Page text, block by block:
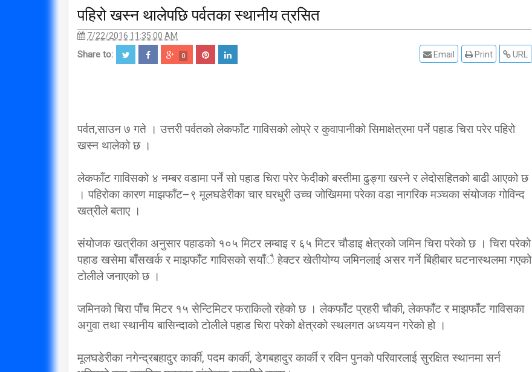
पहिरो खस्न थालेपछि पर्वतका स्थानीय त्रसित
7/22/2016 11:35:00 AM
Share to: 0 URL
Print
Email
पर्वत,साउन ७ गते । उत्तरी पर्वतको लेकफाँट गाविसको लोप्रे र कुवापानीको सिमाक्षेत्रमा पर्ने पहाड चिरा परेर पहिरो
खस्न थालेको छ ।
लेकफाँट गाविसको ४ नम्बर वडामा पर्ने सो पहाड चिरा परेर फेदीको बस्तीमा ढुङ्गा खस्ने र लेदोसहितको बाढी आएको छ
। पहिरोका कारण माझफाँट–९ मूलघडेरीका चार घरधुरी उच्च जोखिममा परेका वडा नागरिक मञ्चका संयोजक गोविन्द
खत्रीले बताए ।
संयोजक खत्रीका अनुसार पहाडको १०५ मिटर लम्बाइ र ६५ मिटर चौडाइ क्षेत्रको जमिन चिरा परेको छ । चिरा परेको
पहाड खसेमा बाँसखर्क र माझफाँट गाविसको सयाँै हेक्टर खेतीयोग्य जमिनलाई असर गर्ने बिहीबार घटनास्थलमा गएको
टोलीले जनाएको छ ।
जमिनको चिरा पाँच मिटर १५ सेन्टिमिटर फराकिलो रहेको छ । लेकफाँट प्रहरी चौकी, लेकफाँट र माझफाँट गाविसका
अगुवा तथा स्थानीय बासिन्दाको टोलीले पहाड चिरा परेको क्षेत्रको स्थलगत अध्ययन गरेको हो ।
मूलघडेरीका नगेन्द्रबहादुर कार्की, पदम कार्की, डेगबहादुर कार्की र रविन पुनको परिवारलाई सुरक्षित स्थानमा सर्न
विप्लव समूह संविधानको
दायराभित्र आएर हिँड्नुको
3/10/2018
सरकारलाई विप्लव चुनौति, के
2/21/2018
‘कम्युनिस्टको खोल ओढेका
पुराना पार्टीहरु चक्रपथमा
2/21/2018